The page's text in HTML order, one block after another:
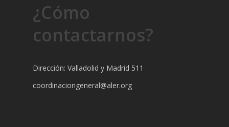
¿Cómo
contactarnos?
Dirección: Valladolid y Madrid 511
coordinaciongeneral@aler.org